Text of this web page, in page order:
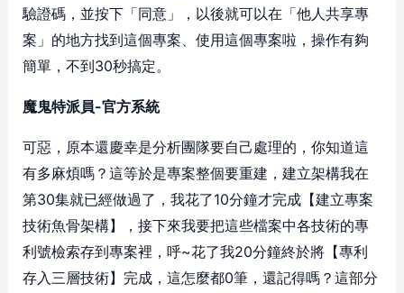
驗證碼，並按下「同意」，以後就可以在「他人共享專
案」的地方找到這個專案、使用這個專案啦，操作有夠
簡單，不到30秒搞定。
魔鬼特派員-官方系統
可惡，原本還慶幸是分析團隊要自己處理的，你知道這
有多麻煩嗎？這等於是專案整個要重建，建立架構我在
第30集就已經做過了，我花了10分鐘才完成【建立專案
技術魚骨架構】，接下來我要把這些檔案中各技術的專
利號檢索存到專案裡，呼~花了我20分鐘終於將【專利
存入三層技術】完成，這怎麼都0筆，還記得嗎？這部分